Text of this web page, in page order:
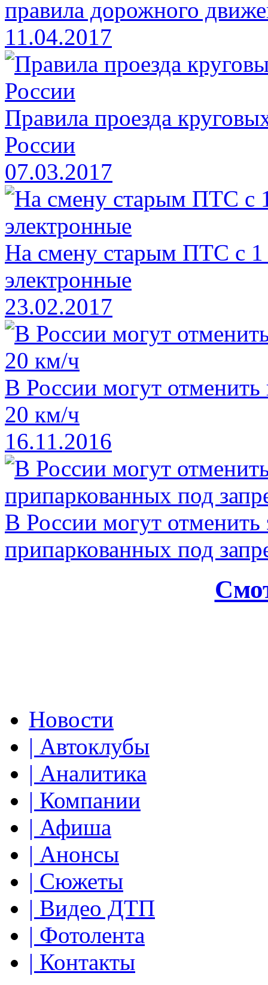
правила дорожного
11.04.2017
Правила проезда
России
07.03.2017
На смену старым ПТС с 1
электронные
23.02.2017
В России могут
20 км/ч
16.11.2016
В России могут
припаркованных под
Новости
| Автоклубы
| Аналитика
| Компании
| Афиша
| Анонсы
| Сюжеты
| Видео ДТП
| Фотолента
| Контакты